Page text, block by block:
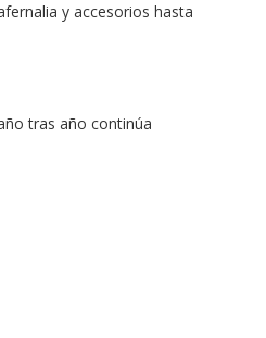
y accesorios hasta
tras año continúa